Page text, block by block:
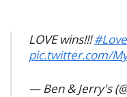
LOVE wins!!!
pic.twitter.com/
— Ben & Jerry's